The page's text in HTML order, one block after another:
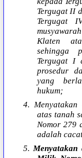
Tergugat II
Tergugat
Klaten
sehingga
Tergugat I
prosedur
yang
hukum;
4.
atas tanah
Nomor 279
adalah
5.